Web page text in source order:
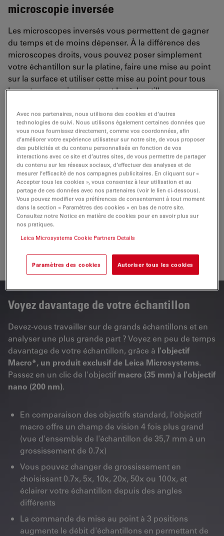
microscopie inversée
Les microscopes inversés vous permettent de gagner
du temps et de moins dépenser. À la différence des
microscopes droits, vous pouvez poser simplement
votre échantillon sur la platine, faire une mise au point
sur la surface et utiliser cette mise au point pour tous
les autres grossissements et les échantillons
platine, ce qui réduit le risque de collision avec
l'échantillon.
Gagnez du temps
Vous pouvezchanger d'échantillon 4 fois plus vite
Vous profitez d'ungrand espace de travailpour
mise en place faciledes échantillonslourdset
volumineux.
Travaillez sur des échantillons
de 30 kg.
Voyez davantage de votre échantillon
Devez-vous travailler sur de grands échantillons et en
analyser une plus grande part ? Voyez en peu de temps
davantage de votre échantillon, grâce à l'objectif
Macro*, un produit exclusif de Leica Microsystems.
Passez en un clic de l'objectifmacro (35 mm) à l'objectif
nano (200 nm).
En comparaison des objectifs standard, l'objectif
macro offre un champ de vision 4 fois plus grand
(vue d'ensemble de l'échantillon de 35,7 mm à un
grossissement de 0.7x)
Vous pouvez changer de grossissement en
choisissant 0.7x, 5x, 10x, 20x, 50x ou 100x, et
éclairer votre échantillon depuis des angles
différents
La commande de mise au point à 3 positions
augmente le débit d'échantillons en permettant de
Avec nos partenaires, nous utilisons des cookies et d’autres
technologies de suivi. Nous utilisons également certaines données que
vous nous fournissez directement, comme vos coordonnées, afin
d’améliorer votre expérience utilisateur sur notre site, de vous proposer
des publicités et du contenu personnalisés en fonction de vos
interactions avec ce site et d’autres sites, de vous permettre de partager
du contenu sur les réseaux sociaux, d’effectuer des analyses et de
mesurer l’efficacité de nos campagnes publicitaires. En cliquant sur «
Accepter tous les cookies », vous consentez à leur utilisation et au
partage de ces données avec nos partenaires (voir le lien ci-dessous).
Vous pouvez modifier vos préférences de consentement à tout moment
dans la section « Paramètres des cookies » en bas de notre site.
Consultez notre Notice en matière de cookies pour en savoir plus sur
nos pratiques.
Leica Microsystems Cookie Partners Details
Paramètres des cookies Autoriser tous les cookies